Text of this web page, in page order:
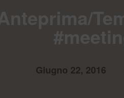
Giugno 22, 2016